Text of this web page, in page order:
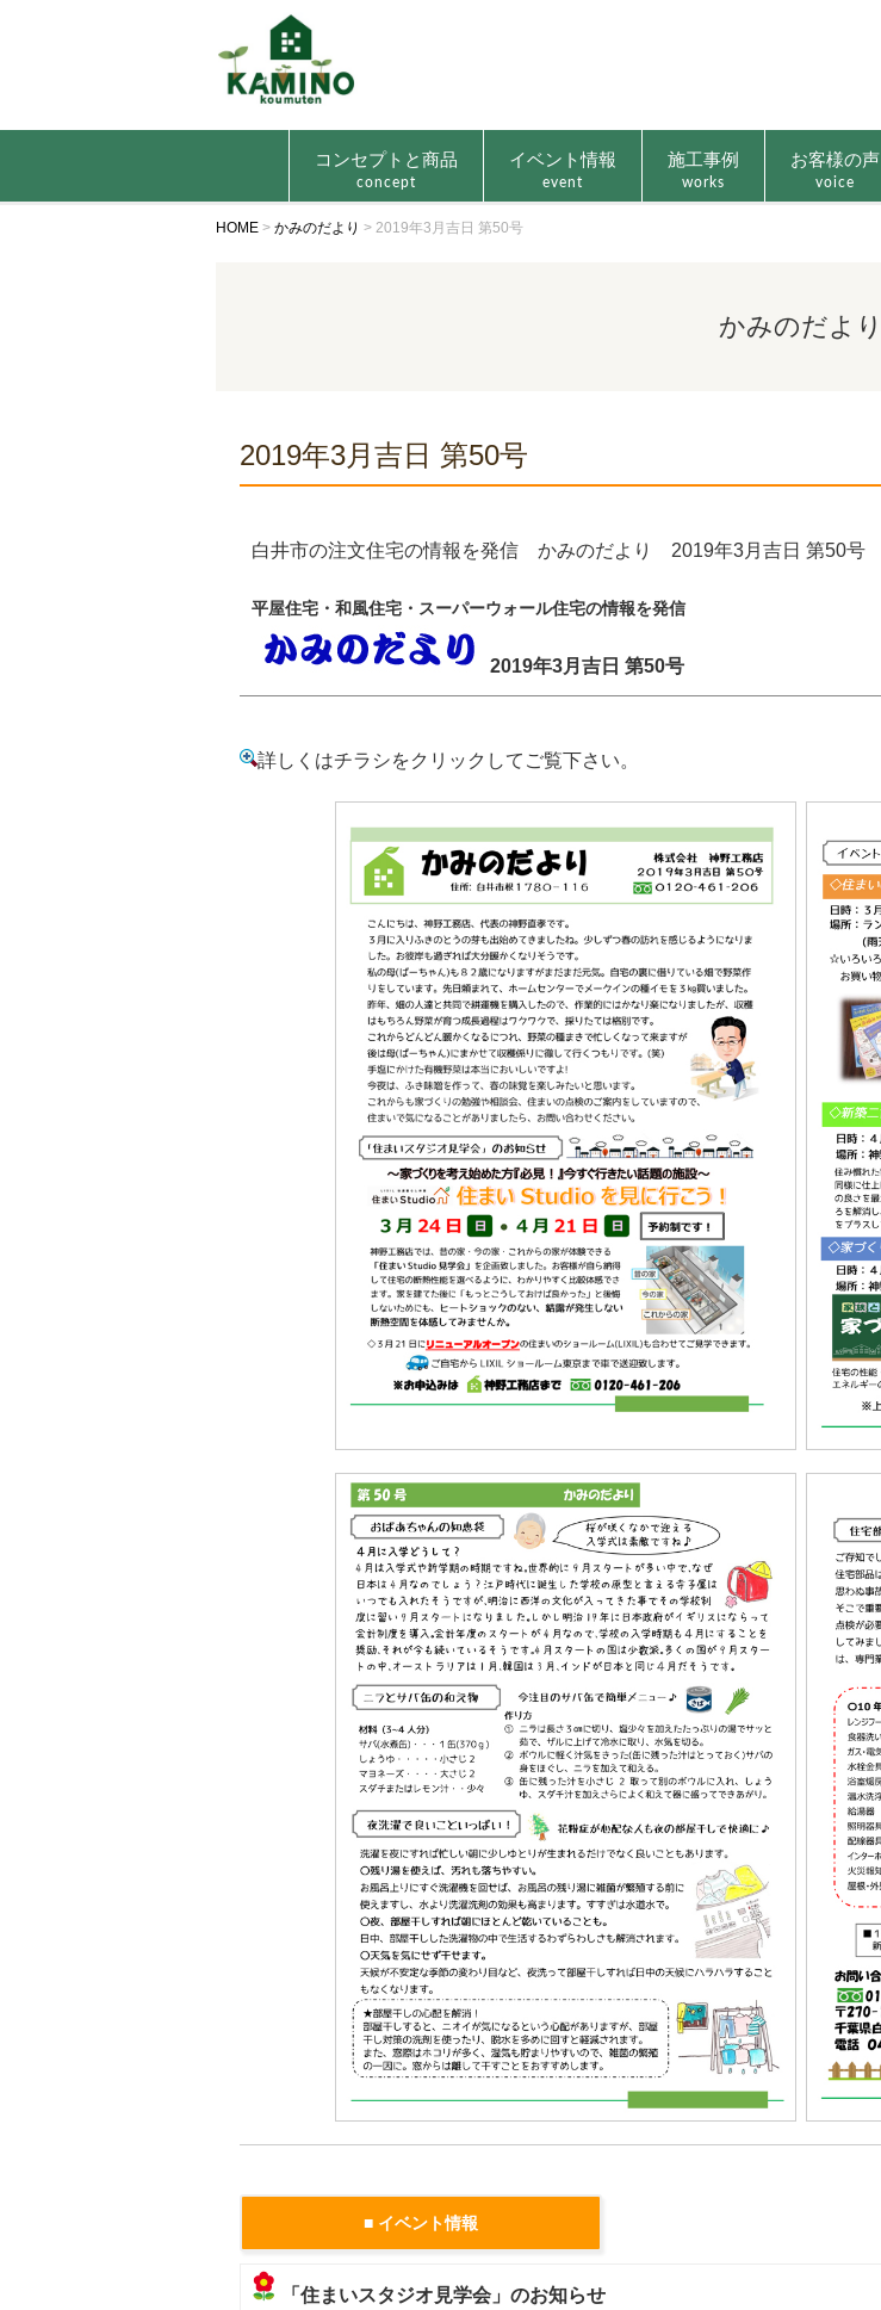
コンセプトと商品
concept
イベント情報
event
施工事例
works
お客様の声
voice
HOME > かみのだより > 2019年3月吉日 第50号
かみのだより
2019年3月吉日 第50号
白井市の注文住宅の情報を発信 かみのだより 2019年3月吉日 第50号
平屋住宅・和風住宅・スーパーウォール住宅の情報を発信
2019年3月吉日 第50号
詳しくはチラシをクリックしてご覧下さい。
■ イベント情報
「住まいスタジオ見学会」のお知らせ